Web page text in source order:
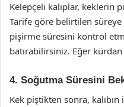
Kelepçeli kalıplar, keklerin
Tarife göre belirtilen
pişirme süresini kontrol
batırabilirsiniz. Eğer
4. Soğutma Süresini
Kek piştikten sonra,